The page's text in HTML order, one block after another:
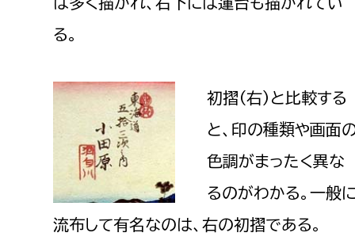
る。
初摺（右）と比較する
と、印の種類や画面
色調がまったく異な
るのがわかる。一般
流布して有名なのは、右の初摺である。